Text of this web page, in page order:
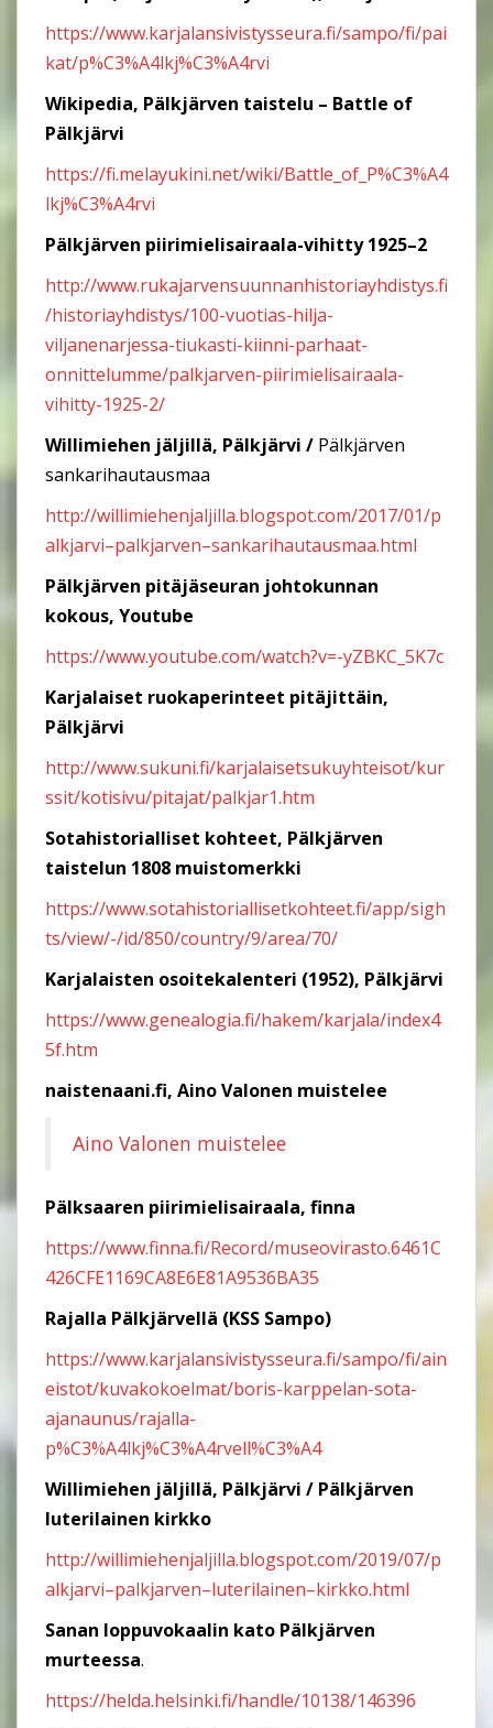
https://www.karjalansivistysseura.fi/sampo/fi/pai
kat/p%C3%A4lkj%C3%A4rvi
Wikipedia, Pälkjärven taistelu – Battle of
Pälkjärvi
https://fi.melayukini.net/wiki/Battle_of_P%C3%A4
lkj%C3%A4rvi
Pälkjärven piirimielisairaala-vihitty 1925–2
http://www.rukajarvensuunnanhistoriayhdistys.fi
/historiayhdistys/100-vuotias-hilja-
viljanenarjessa-tiukasti-kiinni-parhaat-
onnittelumme/palkjarven-piirimielisairaala-
vihitty-1925-2/
Willimiehen jäljillä, Pälkjärvi / Pälkjärven
sankarihautausmaa
http://willimiehenjaljilla.blogspot.com/2017/01/p
alkjarvi–palkjarven–sankarihautausmaa.html
Pälkjärven pitäjäseuran johtokunnan
kokous, Youtube
https://www.youtube.com/watch?v=-yZBKC_5K7c
Karjalaiset ruokaperinteet pitäjittäin,
Pälkjärvi
http://www.sukuni.fi/karjalaisetsukuyhteisot/kur
ssit/kotisivu/pitajat/palkjar1.htm
Sotahistorialliset kohteet, Pälkjärven
taistelun 1808 muistomerkki
https://www.sotahistoriallisetkohteet.fi/app/sigh
ts/view/-/id/850/country/9/area/70/
Karjalaisten osoitekalenteri (1952), Pälkjärvi
https://www.genealogia.fi/hakem/karjala/index4
5f.htm
naistenaani.fi, Aino Valonen muistelee
Aino Valonen muistelee
Pälksaaren piirimielisairaala, finna
https://www.finna.fi/Record/museovirasto.6461C
426CFE1169CA8E6E81A9536BA35
Rajalla Pälkjärvellä (KSS Sampo)
https://www.karjalansivistysseura.fi/sampo/fi/ain
eistot/kuvakokoelmat/boris-karppelan-sota-
ajanaunus/rajalla-
p%C3%A4lkj%C3%A4rvell%C3%A4
Willimiehen jäljillä, Pälkjärvi / Pälkjärven
luterilainen kirkko
http://willimiehenjaljilla.blogspot.com/2019/07/p
alkjarvi–palkjarven–luterilainen–kirkko.html
Sanan loppuvokaalin kato Pälkjärven
murteessa.
https://helda.helsinki.fi/handle/10138/146396